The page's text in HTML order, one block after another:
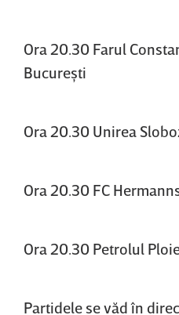
Ora 20.30 Farul
Bucureşti
Ora 20.30 Unirea
Ora 20.30 FC
Ora 20.30 Petrolul
Partidele se văd în